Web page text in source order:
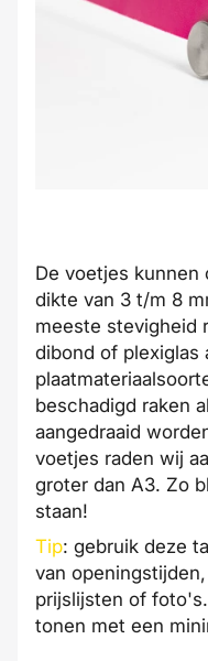
De voetjes kunnen
dikte van 3 t/m 8
meeste stevigheid
dibond of plexiglas
beschadigd raken
aangedraaid
voetjes raden wij
groter dan A3. Zo
staan!
Tip: gebruik deze
van
prijslijsten of
tonen met een